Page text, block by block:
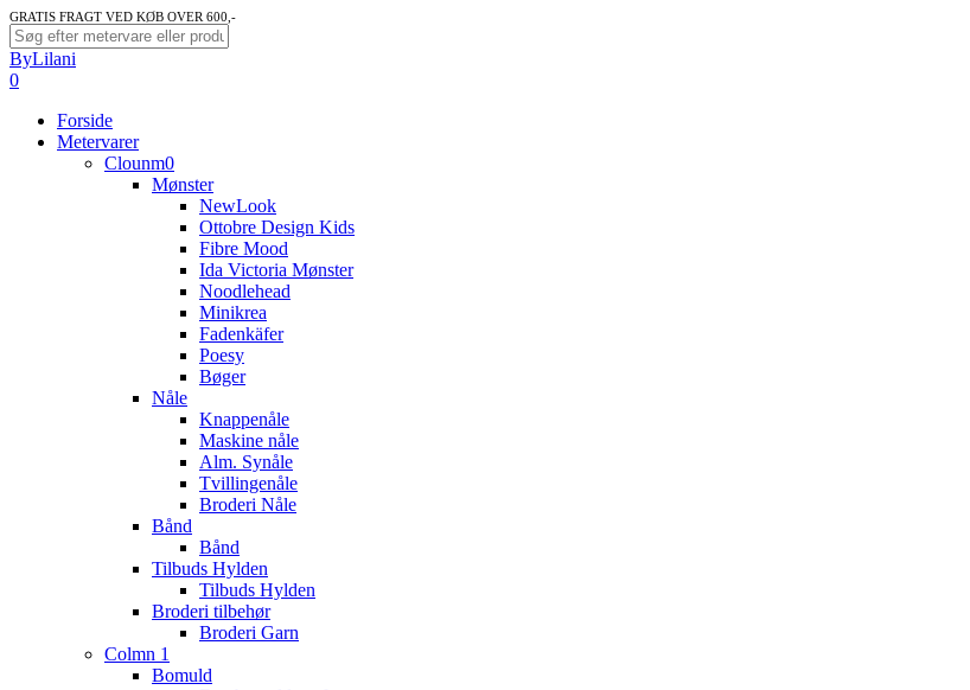
Skip
to
main
content
GRATIS FRAGT VED KØB OVER 600,-
Close
Search
ByLilani
search
account
0
Forside
Metervarer
Clounm0
Mønster
NewLook
Ottobre Design Kids
Fibre Mood
Ida Victoria Mønster
Noodlehead
Minikrea
Fadenkäfer
Poesy
Bøger
Nåle
Knappenåle
Maskine nåle
Alm. Synåle
Tvillingenåle
Broderi Nåle
Bånd
Bånd
Tilbuds Hylden
Tilbuds Hylden
Broderi tilbehør
Broderi Garn
Colmn 1
Bomuld